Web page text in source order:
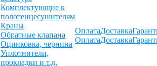
Комплектующие к
полотенцесушителям
Краны
Обратные клапана
Оцинковка, чернина
Уплотнители,
прокладки и т.д.
Оплата
Оплата
Доставка
Доставка